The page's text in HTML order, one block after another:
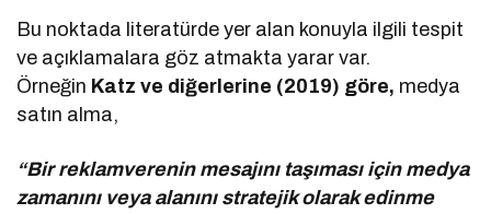
Bu noktada literatürde yer alan konuyla ilgili tespit
ve açıklamalara göz atmakta yarar var.
Örneğin Katz ve diğerlerine (2019) göre, medya
satın alma,
“Bir reklamverenin mesajını taşıması için medya
zamanını veya alanını stratejik olarak edinme